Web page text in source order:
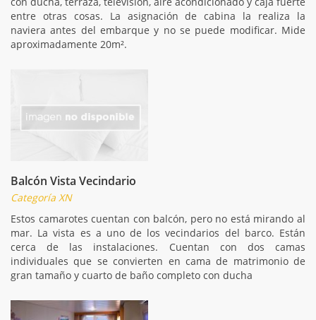
entre otras cosas. La asignación de cabina la realiza la
naviera antes del embarque y no se puede modificar. Mide
aproximadamente 20m².
Balcón Vista Vecindario
Categoría XN
Estos camarotes cuentan con balcón, pero no está mirando al
mar. La vista es a uno de los vecindarios del barco. Están
cerca de las instalaciones. Cuentan con dos camas
individuales que se convierten en cama de matrimonio de
gran tamaño y cuarto de baño completo con ducha